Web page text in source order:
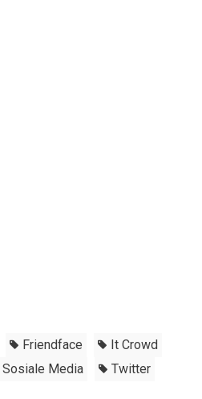
Friendface
It Crowd
Sosiale Media Twitter